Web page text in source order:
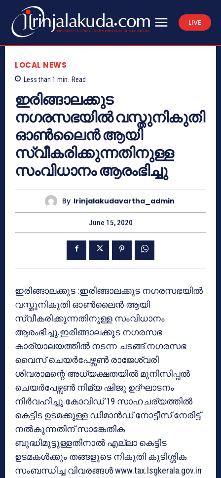
LIVE
LOCAL NEWS
Less than 1 min. Read
ഇരിങ്ങാലക്കുട
നഗരസഭയിൽ വസ്തുനികുതി
ഓൺലൈൻ ആയി
സ്വീകരിക്കുന്നതിനുള്ള
സംവിധാനം ആരംഭിച്ചു
By Irinjalakudavartha_admin
June 15, 2020
ഇരിങ്ങാലക്കുട :ഇരിങ്ങാലക്കുട നഗരസഭയിൽ
വസ്തുനികുതി ഓൺലൈൻ ആയി
സ്വീകരിക്കുന്നതിനുള്ള സംവിധാനം
ആരംഭിച്ചു.ഇരിങ്ങാലക്കുട നഗരസഭ
കാര്യാലയത്തിൽ നടന്ന ചടങ്ങ് നഗരസഭ
വൈസ് ചെയർപേഴ്സൺ രാജേശ്വരി
ശിവരാമന്റെ അധ്യക്ഷതയിൽ മുനിസിപ്പൽ
ചെയർപേഴ്സൺ നിമ്യ ഷിജു ഉദ്‌ഘാടനം
നിർവഹിച്ചു.കോവിഡ് 19 സാഹചര്യത്തിൽ
കെട്ടിട ഉടമക്കുള്ള ഡിമാൻഡ് നോട്ടീസ് നേരിട്ട്
നൽകുന്നതിന് സാങ്കേതിക
ബുദ്ധിമുട്ടുള്ളതിനാൽ എല്ലാ കെട്ടിട
ഉടമകൾക്കും തങ്ങളുടെ നികുതി കുടിശ്ശിക
സംബന്ധിച്ച വിവരങ്ങൾ www.tax.lsgkerala.gov.in